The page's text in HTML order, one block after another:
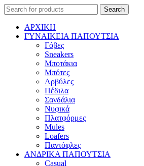
Search
ΑΡΧΙΚΗ
ΓΥΝΑΙΚΕΙΑ ΠΑΠΟΥΤΣΙΑ
Γόβες
Sneakers
Μποτάκια
Μπότες
Αρβύλες
Πέδιλα
Σανδάλια
Νυφικά
Πλατφόρμες
Mules
Loafers
Παντόφλες
ΑΝΔΡΙΚΑ ΠΑΠΟΥΤΣΙΑ
Casual